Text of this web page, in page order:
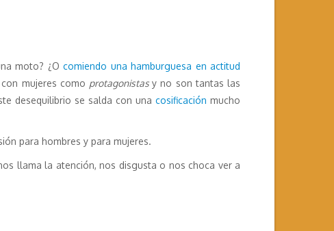
moto? ¿O comiendo una hamburguesa en actitud
mujeres como protagonistasy no son tantas las
desequilibrio se salda con una cosificación mucho
para hombres y para mujeres.
llama la atención, nos disgusta o nos choca ver a